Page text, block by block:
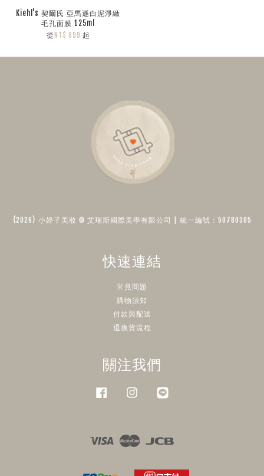
Kiehl's 契爾氏 亞馬遜白泥淨緻
毛孔面膜 125ml
從 NT$ 899 起
{2026} 小婷子美妝 © 艾瑞斯國際美學有限公司 | 統一編號：50780305​
快速連結
常見問題
購物須知
付款與配送
退換貨流程
關注我們
Facebook Instagram
Visa Master